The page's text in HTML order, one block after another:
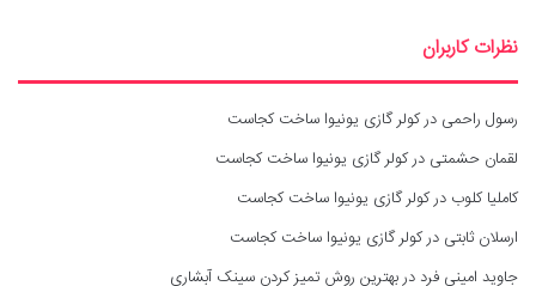
نظرات کاربران
رسول راحمی درکولر گازی یونیوا ساخت کجاست
لقمان حشمتی درکولر گازی یونیوا ساخت کجاست
کاملیا کلوب درکولر گازی یونیوا ساخت کجاست
ارسلان ثابتی درکولر گازی یونیوا ساخت کجاست
جاوید امینی فرد دربهترین روش تمیز کردن سینک آبشاری